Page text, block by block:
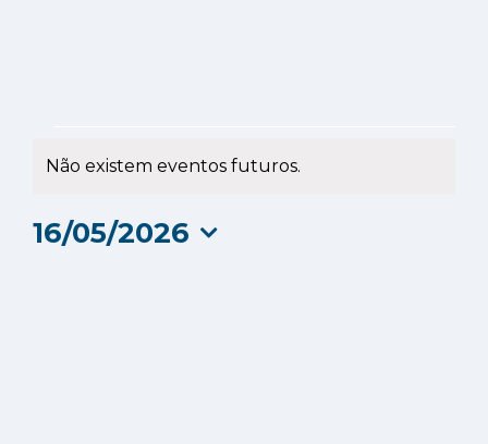
Eventos
16
Não existem eventos futuros.
16/05/2026